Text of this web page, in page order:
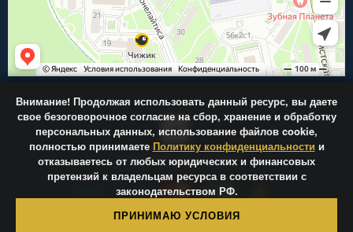
Центр-Фрез.ру © 2026
Внимание! Продолжая использовать данный ресурс, вы даете
свое безоговорочное согласие на сбор, хранение и обработку
персональных данных, использование файлов cookie,
полностью принимаете Политику конфиденциальности и
отказываетесь от любых юридических и финансовых
претензий к владельцам ресурса в соответствии с
законодательством РФ.
ПРИНИМАЮ УСЛОВИЯ